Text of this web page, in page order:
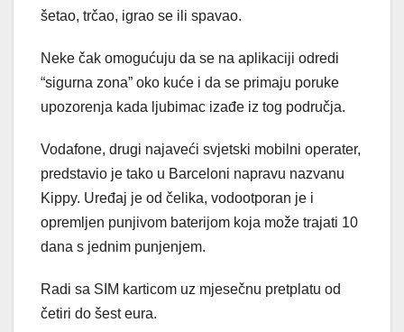
šetao, trčao, igrao se ili spavao.
Neke čak omogućuju da se na aplikaciji odredi
“sigurna zona” oko kuće i da se primaju poruke
upozorenja kada ljubimac izađe iz tog područja.
Vodafone, drugi najaveći svjetski mobilni operater,
predstavio je tako u Barceloni napravu nazvanu
Kippy. Uređaj je od čelika, vodootporan je i
opremljen punjivom baterijom koja može trajati 10
dana s jednim punjenjem.
Radi sa SIM karticom uz mjesečnu pretplatu od
četiri do šest eura.